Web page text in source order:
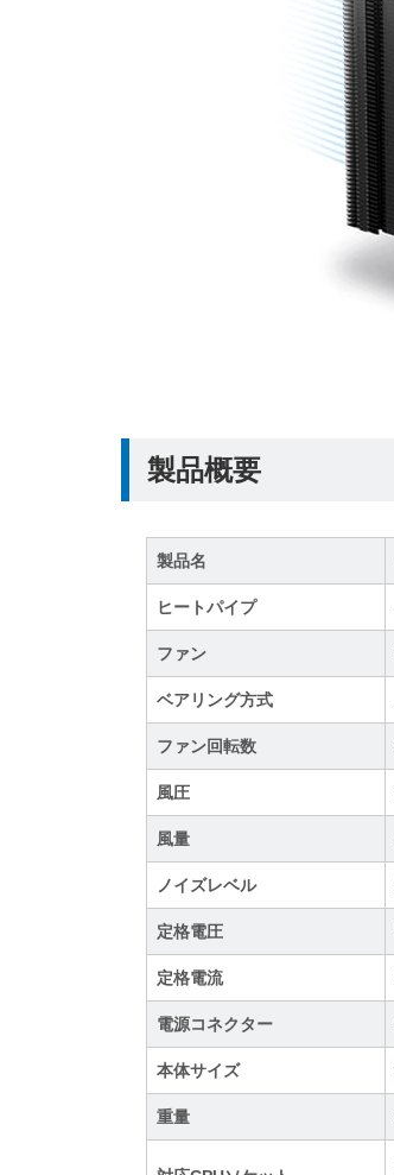
製品概要
製品名
ヒートパイプ
ファン
ベアリング方式
ファン回転数
風圧
風量
ノイズレベル
定格電圧
定格電流
電源コネクター
本体サイズ
重量